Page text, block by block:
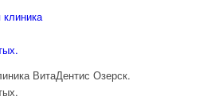
ВитаДентис Озерск.